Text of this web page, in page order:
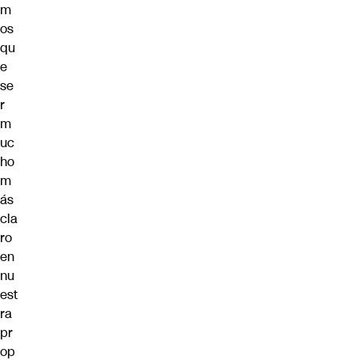
m
os
qu
e
se
r
m
uc
ho
m
ás
cla
ro
en
nu
est
ra
pr
op